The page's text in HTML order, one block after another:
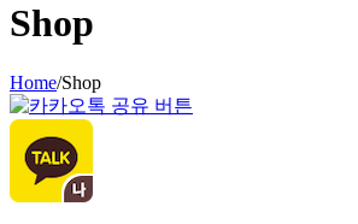
Shop
Home/Shop